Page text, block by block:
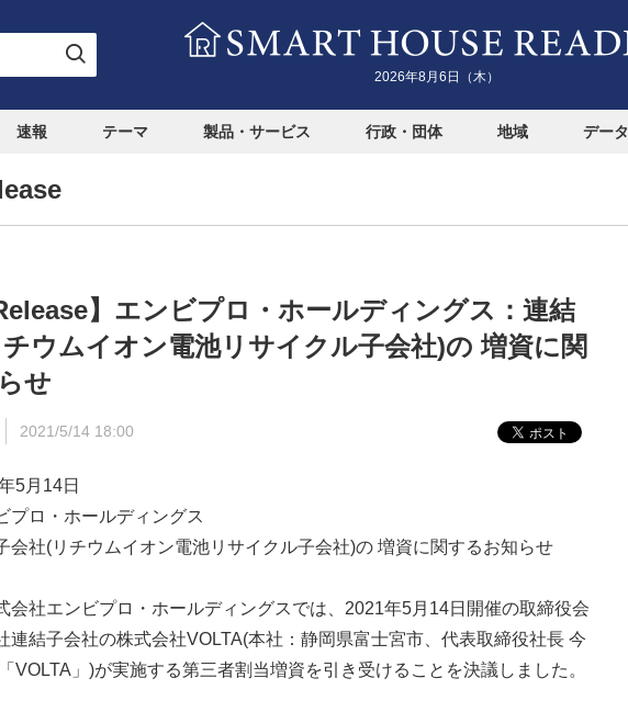
2026年8月6日（木）
速報 テーマ 製品・サービス 行政・団体 地域 データ
】エンビプロ・ホールディングス：連結
ウムイオン電池リサイクル子会社)の 増資に関
せ
2021/5/14 18:00
5月14日
プロ・ホールディングス
社(リチウムイオン電池リサイクル子会社)の 増資に関するお知らせ
社エンビプロ・ホールディングスでは、2021年5月14日開催の取締役会
連結子会社の株式会社VOLTA(本社：静岡県富士宮市、代表取締役社長 今
VOLTA」)が実施する第三者割当増資を引き受けることを決議しました。